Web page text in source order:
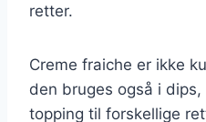
retter.
Creme fraiche er ikke
den bruges også i
topping til forskellige